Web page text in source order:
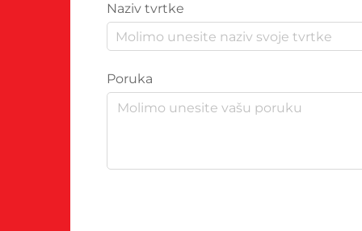
Naziv tvrtke
Poruka